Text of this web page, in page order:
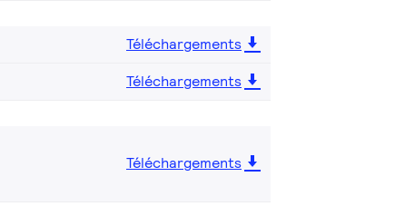
Téléchargements
Téléchargements
Téléchargements